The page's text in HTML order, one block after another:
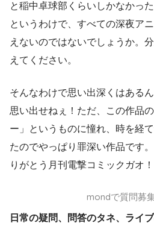
と稲中卓球部くらいしかなかっ
というわけで、すべての深夜ア
えないのではないでしょうか。
えてください。
そんなわけで思い出深くはある
思い出せねぇ！ただ、この作品
ー」というものに憧れ、時を経
たのでやっぱり罪深い作品です
りがとう月刊電撃コミックガオ！
mondで質問募
日常の疑問、問答のタネ、ライ